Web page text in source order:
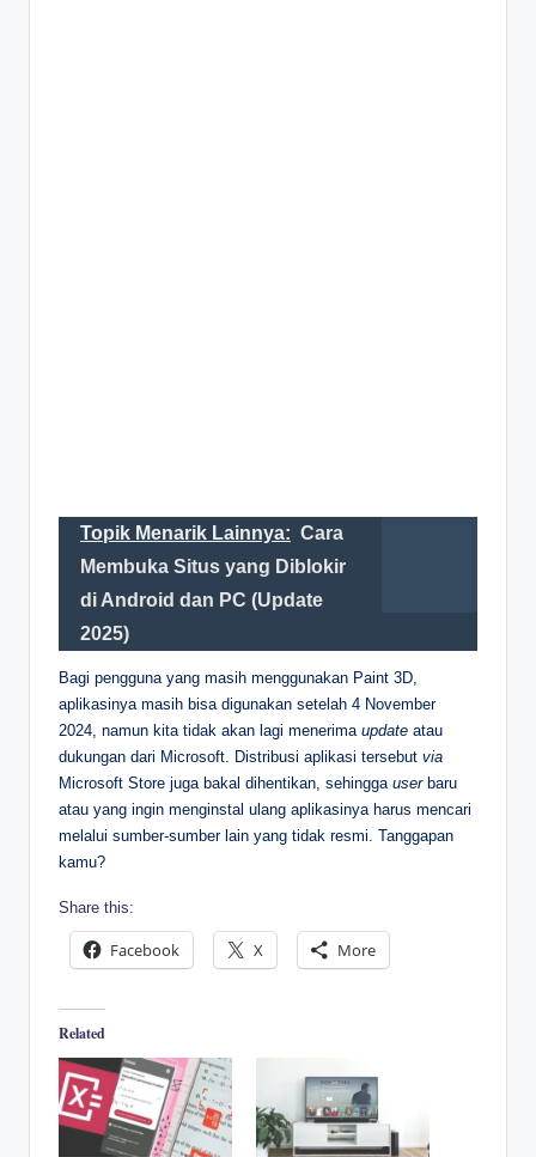
Topik Menarik Lainnya: Cara
Membuka Situs yang Diblokir
di Android dan PC (Update
2025)
Bagi pengguna yang masih menggunakan Paint 3D,
aplikasinya masih bisa digunakan setelah 4 November
2024, namun kita tidak akan lagi menerima update atau
dukungan dari Microsoft. Distribusi aplikasi tersebut via
Microsoft Store juga bakal dihentikan, sehingga user baru
atau yang ingin menginstal ulang aplikasinya harus mencari
melalui sumber-sumber lain yang tidak resmi. Tanggapan
kamu?
Share this:
Facebook X More
Related